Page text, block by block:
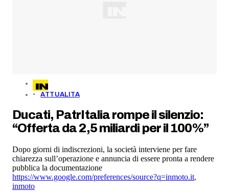
ATTUALITA
Ducati, PatrItalia rompe il silenzio:
“Offerta da 2,5 miliardi per il 100%”
Dopo giorni di indiscrezioni, la società interviene per fare
chiarezza sull’operazione e annuncia di essere pronta a rendere
pubblica la documentazione
https://www.google.com/preferences/source?q=inmoto.it,
inmoto